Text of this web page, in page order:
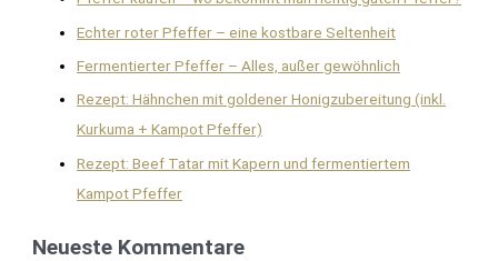
Echter roter Pfeffer – eine kostbare Seltenheit
Fermentierter Pfeffer – Alles, außer gewöhnlich
Rezept: Hähnchen mit goldener Honigzubereitung (inkl.
Kurkuma + Kampot Pfeffer)
Rezept: Beef Tatar mit Kapern und fermentiertem
Kampot Pfeffer
Neueste Kommentare